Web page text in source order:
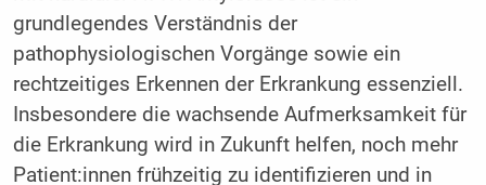
grundlegendes Verständnis der
pathophysiologischen Vorgänge sowie ein
rechtzeitiges Erkennen der Erkrankung essenziell.
Insbesondere die wachsende Aufmerksamkeit für
die Erkrankung wird in Zukunft helfen, noch mehr
Patient:innen frühzeitig zu identifizieren und in